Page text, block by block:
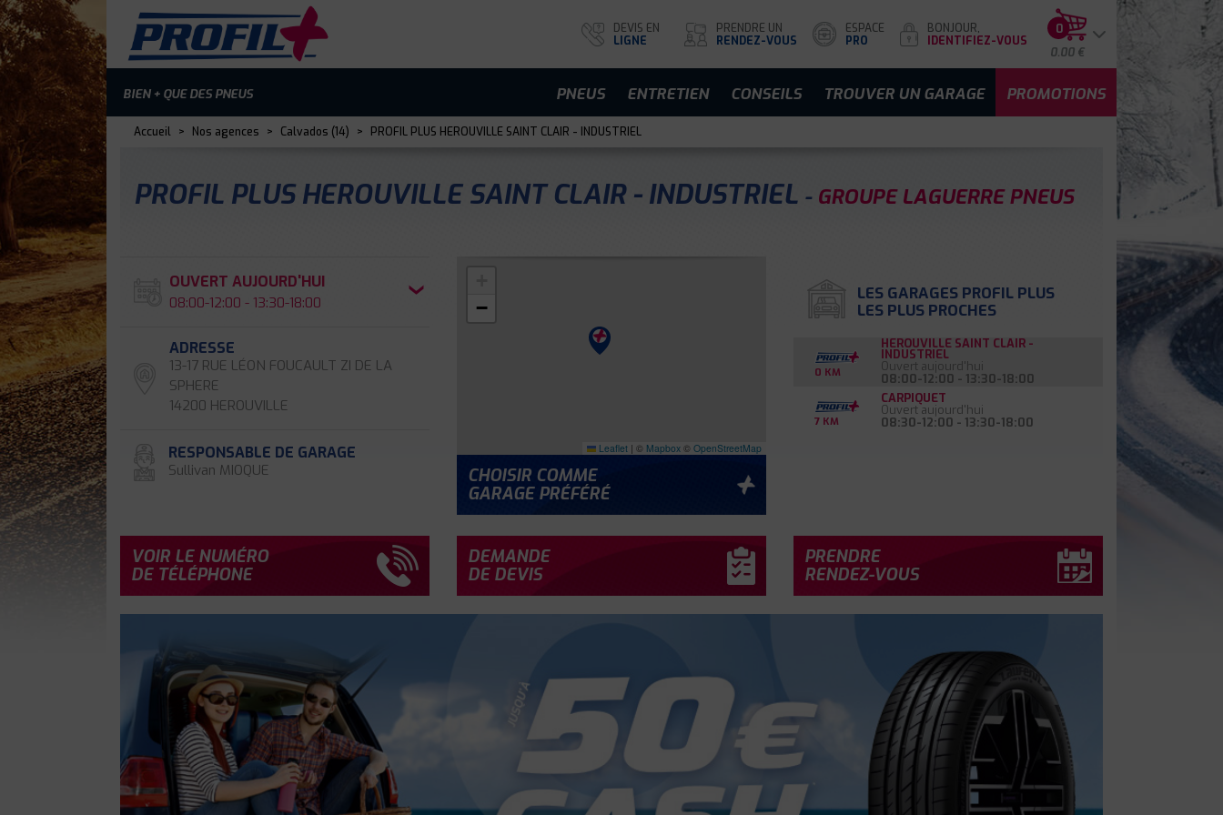
BIEN + QUE DES PNEUS
DEVIS EN
LIGNE
PRENDRE UN
RENDEZ-VOUS
ESPACE
PRO
BONJOUR,
IDENTIFIEZ-VOUS
0
0.00 €
PNEUS ENTRETIEN CONSEILS TROUVER UN GARAGE PROMOTIONS
Accueil > Nos agences > Calvados (14) > PROFIL PLUS HEROUVILLE SAINT CLAIR - INDUSTRIEL
PROFIL PLUS HEROUVILLE SAINT CLAIR - INDUSTRIEL GROUPE LAGUERRE PNEUS
OUVERT AUJOURD'HUI
08:00-12:00 - 13:30-18:00
ADRESSE
13-17 RUE LÉON FOUCAULT ZI DE LA
SPHERE
14200 HEROUVILLE
RESPONSABLE DE GARAGE
Sullivan MIOQUE
−
Leaflet | © Mapbox © OpenStreetMap
CHOISIR COMME
GARAGE PRÉFÉRÉ
LES GARAGES PROFIL PLUS
LES PLUS PROCHES
0 KM
HEROUVILLE SAINT CLAIR -
INDUSTRIEL
Ouvert aujourd'hui
08:00-12:00 - 13:30-18:00
7 KM
CARPIQUET
Ouvert aujourd'hui
08:30-12:00 - 13:30-18:00
VOIR LE NUMÉRO
DE TÉLÉPHONE
DEMANDE
DE DEVIS
PRENDRE
RENDEZ-VOUS